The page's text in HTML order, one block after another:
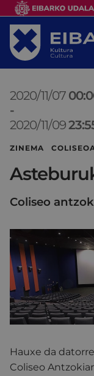
2020/11/07
-
2020/11/09
ZINEMA
Coliseo
Hauxe da
Coliseo